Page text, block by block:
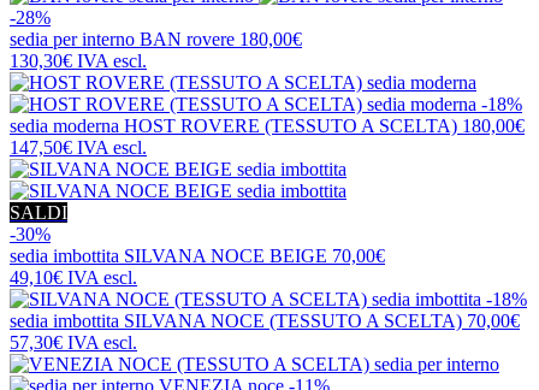
-28%
sedia per interno BAN rovere 180,00€
130,30€ IVA escl.
-18%
sedia moderna HOST ROVERE (TESSUTO A SCELTA) 180,00€
147,50€ IVA escl.
SALDI
-30%
sedia imbottita SILVANA NOCE BEIGE 70,00€
49,10€ IVA escl.
-18%
sedia imbottita SILVANA NOCE (TESSUTO A SCELTA) 70,00€
57,30€ IVA escl.